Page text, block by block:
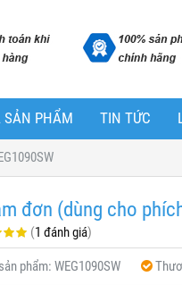
SẢN PHẨM TIN TỨC
đơn (dùng cho
(1 đánh giá)
phẩm: WEG1090SW